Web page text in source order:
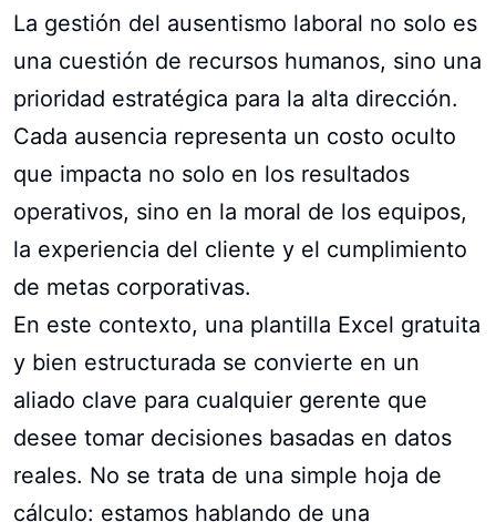
La gestión del ausentismo laboral no solo es
una cuestión de recursos humanos, sino una
prioridad estratégica para la alta dirección.
Cada ausencia representa un costo oculto
que impacta no solo en los resultados
operativos, sino en la moral de los equipos,
la experiencia del cliente y el cumplimiento
de metas corporativas.
En este contexto, una plantilla Excel gratuita
y bien estructurada se convierte en un
aliado clave para cualquier gerente que
desee tomar decisiones basadas en datos
reales. No se trata de una simple hoja de
cálculo: estamos hablando de una